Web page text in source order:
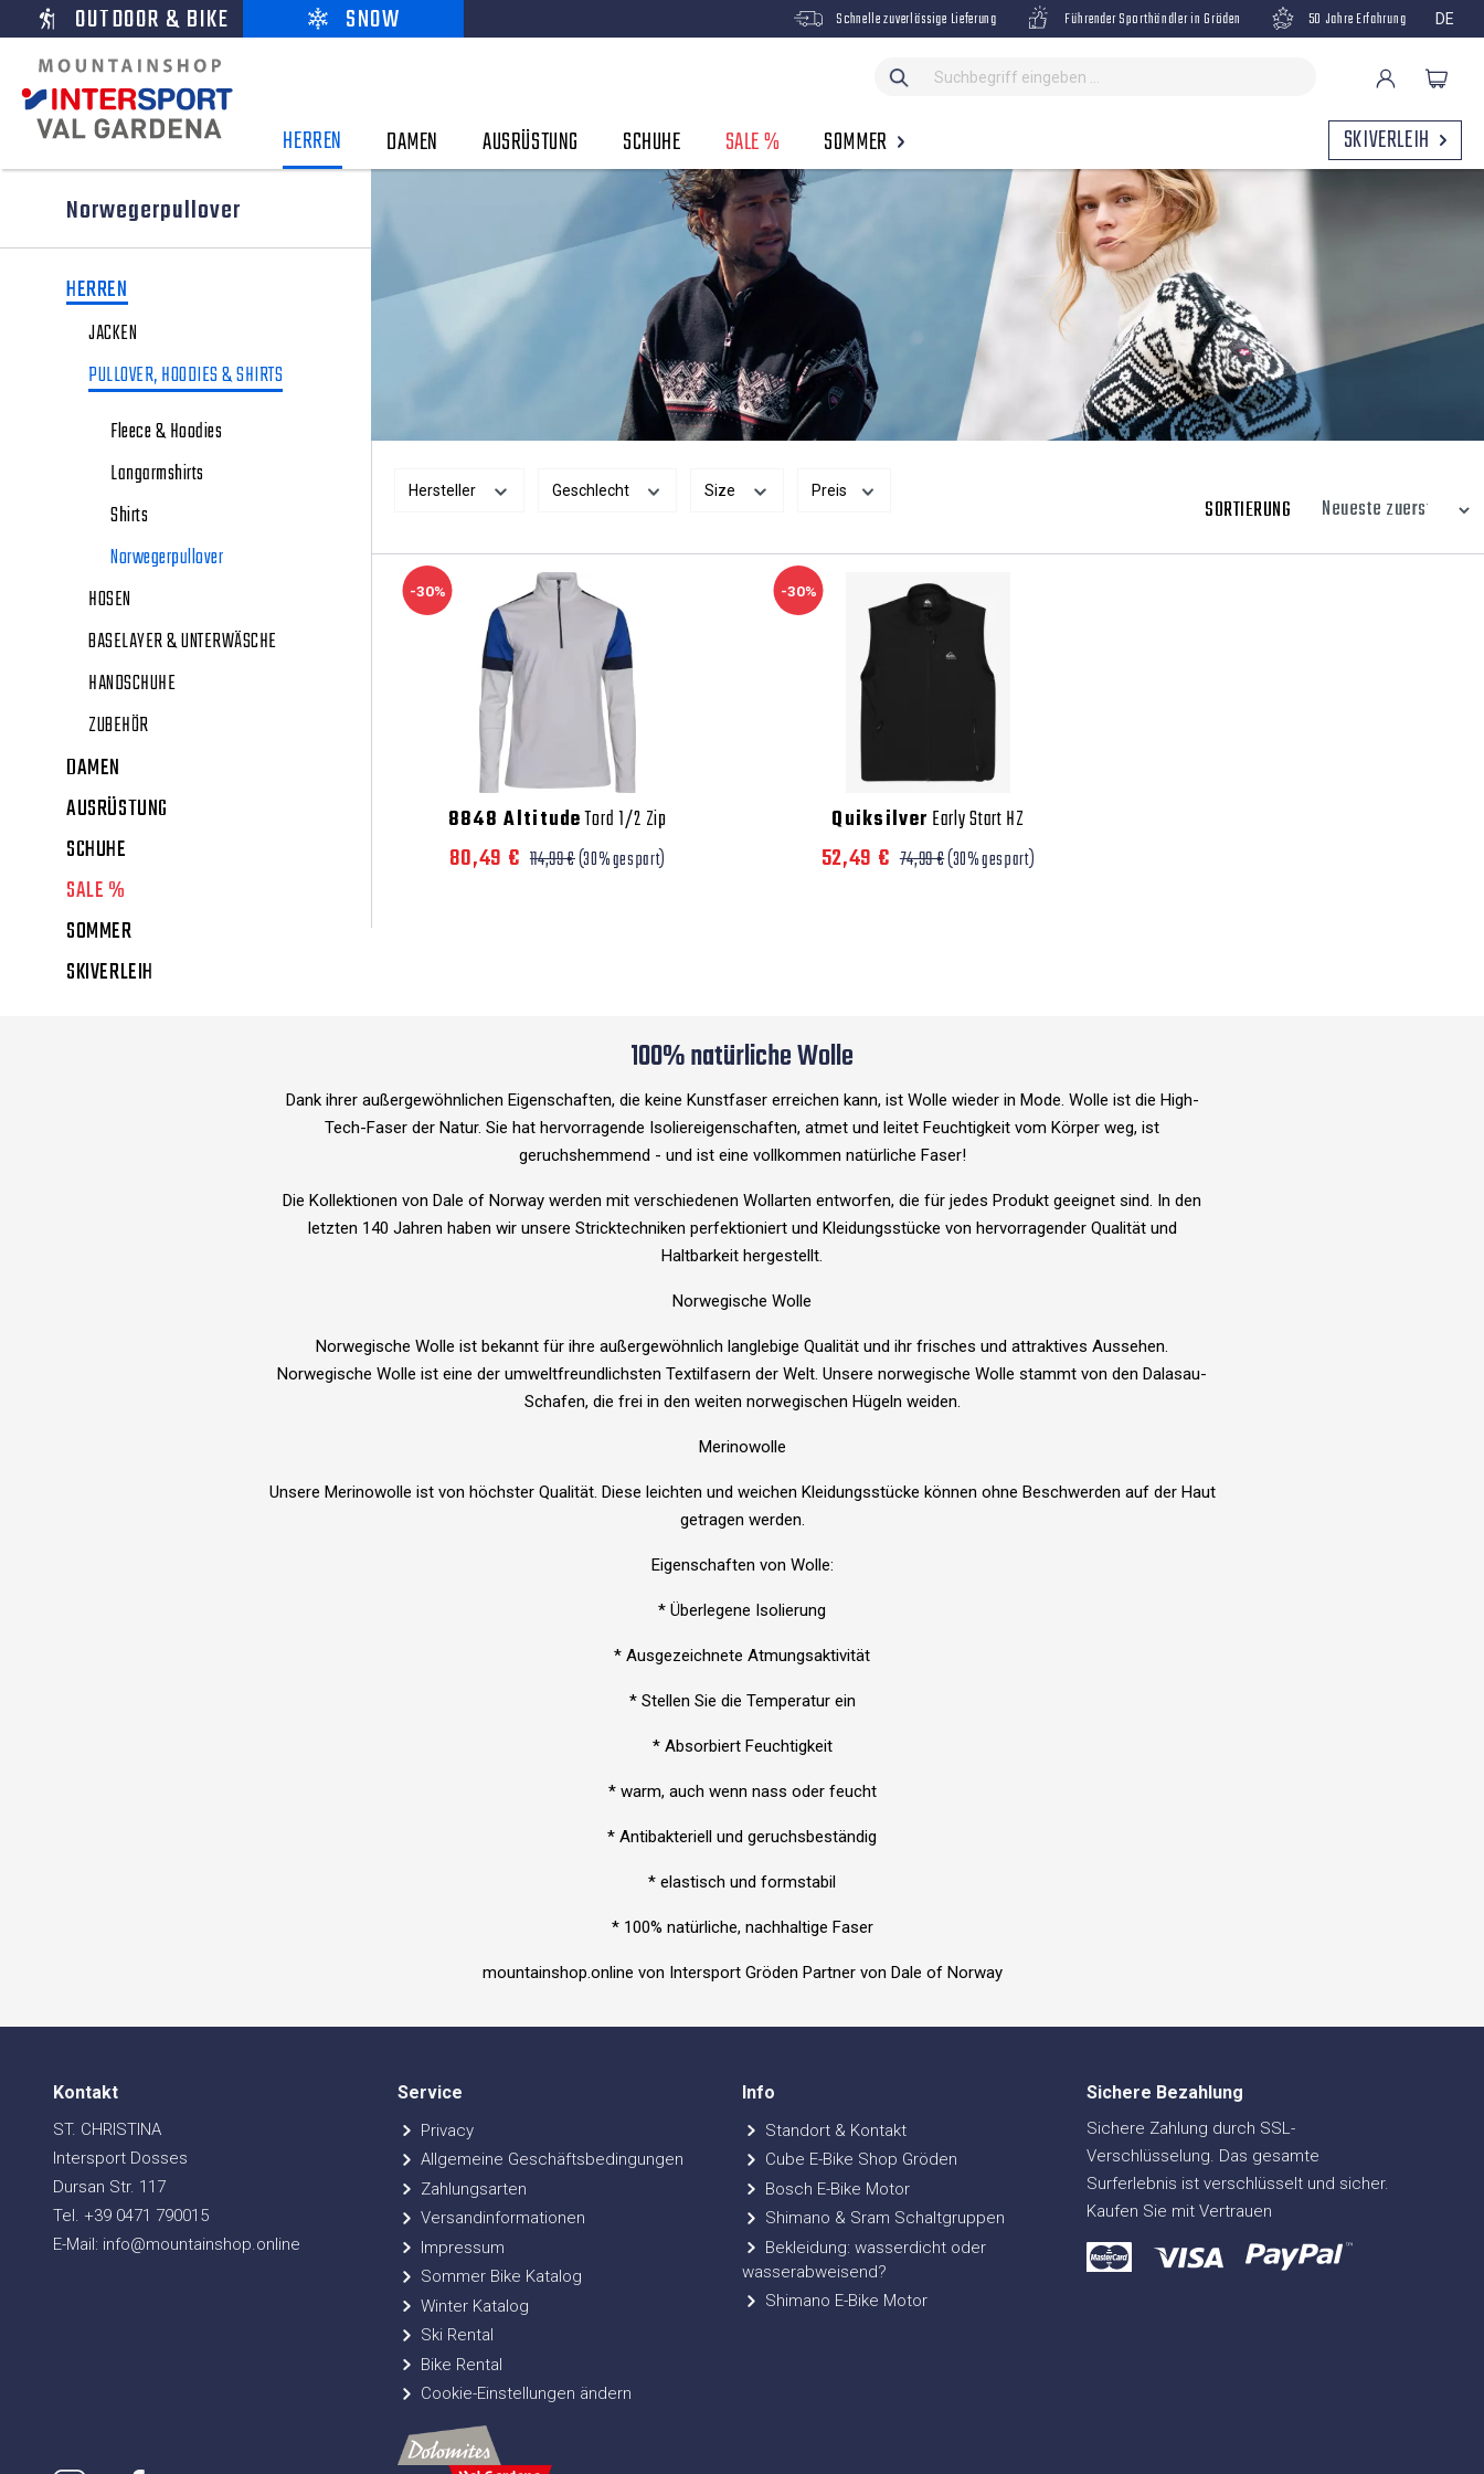
OUTDOOR & BIKE SNOW Schnelle zuverlässige Lieferung Führender Sporthändler in Gröden 50 Jahre Erfahrung DE
HERREN DAMEN AUSRÜSTUNG SCHUHE SALE % SOMMER
SKIVERLEIH
Norwegerpullover
HERREN
JACKEN
PULLOVER, HOODIES & SHIRTS
Fleece & Hoodies
Langarmshirts
Shirts
Norwegerpullover
HOSEN
BASELAYER & UNTERWÄSCHE
HANDSCHUHE
ZUBEHÖR
DAMEN
AUSRÜSTUNG
SCHUHE
SALE %
SOMMER
SKIVERLEIH
Hersteller Geschlecht Size Preis
SORTIERUNG
-30%
8848 AltitudeTord 1/2 Zip
80,49 € 114,99 €(30% gespart)
-30%
Quiksilver Early Start HZ
52,49 € 74,99 €(30% gespart)
100% natürliche Wolle
Dank ihrer außergewöhnlichen Eigenschaften, die keine Kunstfaser erreichen kann, ist Wolle wieder in Mode. Wolle ist die High-
Tech-Faser der Natur. Sie hat hervorragende Isoliereigenschaften, atmet und leitet Feuchtigkeit vom Körper weg, ist
geruchshemmend - und ist eine vollkommen natürliche Faser!
Die Kollektionen von Dale of Norway werden mit verschiedenen Wollarten entworfen, die für jedes Produkt geeignet sind. In den
letzten 140 Jahren haben wir unsere Stricktechniken perfektioniert und Kleidungsstücke von hervorragender Qualität und
Haltbarkeit hergestellt.
Norwegische Wolle
Norwegische Wolle ist bekannt für ihre außergewöhnlich langlebige Qualität und ihr frisches und attraktives Aussehen.
Norwegische Wolle ist eine der umweltfreundlichsten Textilfasern der Welt. Unsere norwegische Wolle stammt von den Dalasau-
Schafen, die frei in den weiten norwegischen Hügeln weiden.
Merinowolle
Unsere Merinowolle ist von höchster Qualität. Diese leichten und weichen Kleidungsstücke können ohne Beschwerden auf der Haut
getragen werden.
Eigenschaften von Wolle:
* Überlegene Isolierung
* Ausgezeichnete Atmungsaktivität
* Stellen Sie die Temperatur ein
* Absorbiert Feuchtigkeit
* warm, auch wenn nass oder feucht
* Antibakteriell und geruchsbeständig
* elastisch und formstabil
* 100% natürliche, nachhaltige Faser
mountainshop.online von Intersport Gröden Partner von Dale of Norway
Kontakt
ST. CHRISTINA
Intersport Dosses
Dursan Str. 117
Tel. +39 0471 790015
E-Mail: info@mountainshop.online
Service
Privacy
Allgemeine Geschäftsbedingungen
Zahlungsarten
Versandinformationen
Impressum
Sommer Bike Katalog
Winter Katalog
Ski Rental
Bike Rental
Cookie-Einstellungen ändern
Info
Standort & Kontakt
Cube E-Bike Shop Gröden
Bosch E-Bike Motor
Shimano & Sram Schaltgruppen
Bekleidung: wasserdicht oder
wasserabweisend?
Shimano E-Bike Motor
Sichere Bezahlung
Sichere Zahlung durch SSL-
Verschlüsselung. Das gesamte
Surferlebnis ist verschlüsselt und sicher.
Kaufen Sie mit Vertrauen